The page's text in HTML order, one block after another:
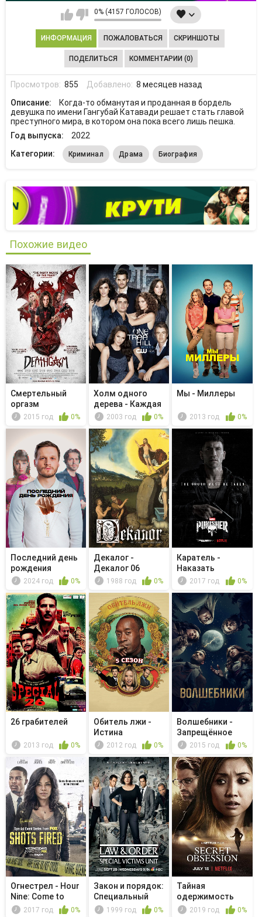
0% (4157 ГОЛОСОВ)
ИНФОРМАЦИЯ ПОЖАЛОВАТЬСЯ СКРИНШОТЫ
ПОДЕЛИТЬСЯ КОММЕНТАРИИ (0)
Просмотров: 855 Добавлено: 8 месяцев назад
Описание:
Когда-то обманутая и проданная в бордель
девушка по имени Гангубай Катавади решает стать главой
преступного мира, в котором она пока всего лишь пешка.
Год выпуска:
2022
Категории:
Криминал Драма Биография
Похожие видео
Смертельный
оргазм
2015 год 0%
Холм одного
дерева - Каждая
ночь - но...
2003 год 0%
Мы - Миллеры
2013 год 0%
Последний день
рождения
2024 год 0%
Декалог -
Декалог 06
1988 год 0%
Каратель -
Наказать
2017 год 0%
26 грабителей
2013 год 0%
Обитель лжи -
Истина
2012 год 0%
Волшебники -
Запрещённое
волшебство
2015 год 0%
Огнестрел - Hour
Nine: Come to
Jesus2017 год 0%
Закон и порядок:
Специальный
корпус -...
1999 год 0%
Тайная
одержимость
2019 год 0%